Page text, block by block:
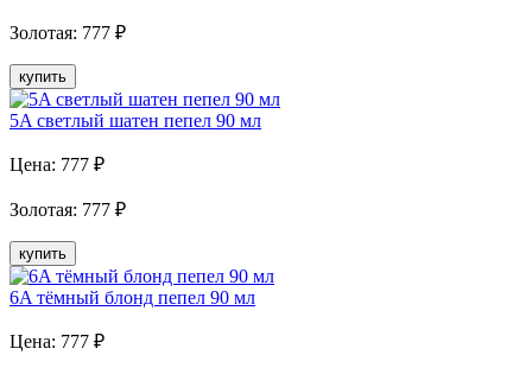
Золотая: 777 ₽
купить
5A светлый шатен пепел 90 мл
Цена: 777 ₽
Золотая: 777 ₽
купить
6A тёмный блонд пепел 90 мл
Цена: 777 ₽